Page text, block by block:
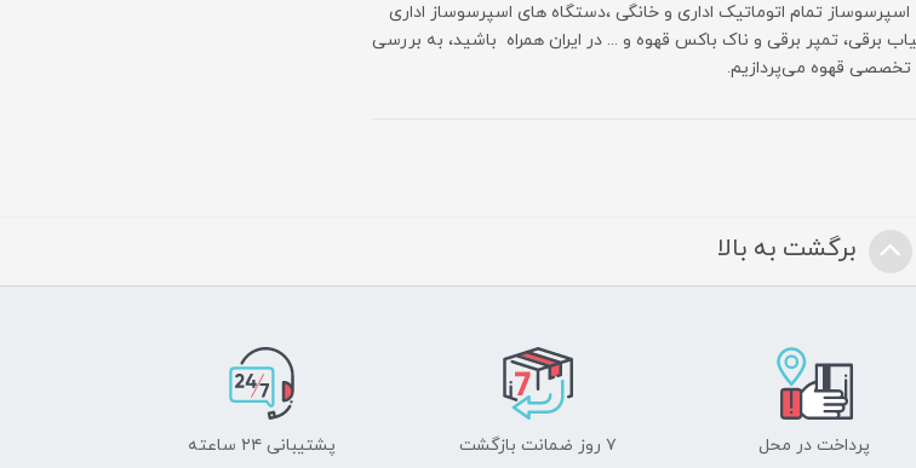
تمام اتوماتیک اداری و خانگی ،دستگاه های اسپرسوساز اداری
برقی، تمپر برقی و ناک باکس قهوه و ... در ایران همراه باشید، به بررسی
قهوه می‌پردازیم.
برگشت به بالا
پرداخت در محل ۷ روز ضمانت بازگشت پشتیبانی ۲۴ ساعته